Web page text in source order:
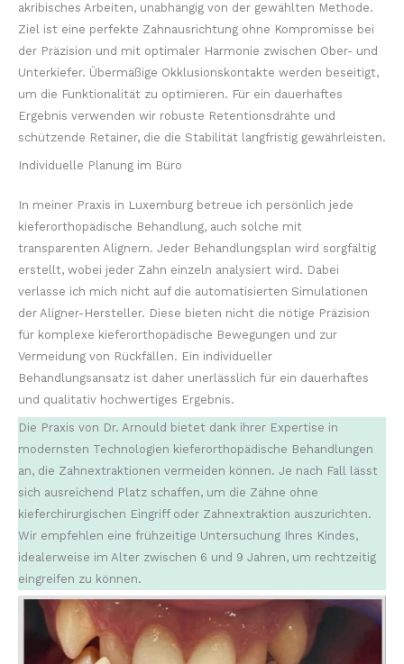
akribisches Arbeiten, unabhängig von der gewählten Methode.
Ziel ist eine perfekte Zahnausrichtung ohne Kompromisse bei
der Präzision und mit optimaler Harmonie zwischen Ober- und
Unterkiefer. Übermäßige Okklusionskontakte werden beseitigt,
um die Funktionalität zu optimieren. Für ein dauerhaftes
Ergebnis verwenden wir robuste Retentionsdrähte und
schützende Retainer, die die Stabilität langfristig gewährleisten.
Individuelle Planung im Büro
In meiner Praxis in Luxemburg betreue ich persönlich jede
kieferorthopädische Behandlung, auch solche mit
transparenten Alignern. Jeder Behandlungsplan wird sorgfältig
erstellt, wobei jeder Zahn einzeln analysiert wird. Dabei
verlasse ich mich nicht auf die automatisierten Simulationen
der Aligner-Hersteller. Diese bieten nicht die nötige Präzision
für komplexe kieferorthopädische Bewegungen und zur
Vermeidung von Rückfällen. Ein individueller
Behandlungsansatz ist daher unerlässlich für ein dauerhaftes
und qualitativ hochwertiges Ergebnis.
Die Praxis von Dr. Arnould bietet dank ihrer Expertise in
modernsten Technologien kieferorthopädische Behandlungen
an, die Zahnextraktionen vermeiden können. Je nach Fall lässt
sich ausreichend Platz schaffen, um die Zähne ohne
kieferchirurgischen Eingriff oder Zahnextraktion auszurichten.
Wir empfehlen eine frühzeitige Untersuchung Ihres Kindes,
idealerweise im Alter zwischen 6 und 9 Jahren, um rechtzeitig
eingreifen zu können.